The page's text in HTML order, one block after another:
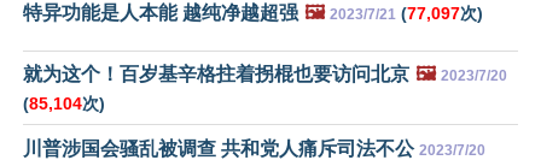
特异功能是人本能 越纯净越超强 🖼️ 2023/7/21 (77,097次)
就为这个！百岁基辛格拄着拐棍也要访问北京 🖼️ 2023/7/20
(85,104次)
川普涉国会骚乱被调查 共和党人痛斥司法不公 2023/7/20